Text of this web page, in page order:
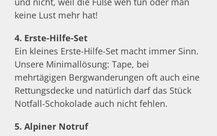
keine Lust mehr hat!
4. Erste-Hilfe-Set
Ein kleines Erste-Hilfe-Set macht immer Sinn.
Unsere Minimallösung: Tape, bei
mehrtägigen Bergwanderungen oft auch eine
Rettungsdecke und natürlich darf das Stück
Notfall-Schokolade auch nicht fehlen.
5. Alpiner Notruf